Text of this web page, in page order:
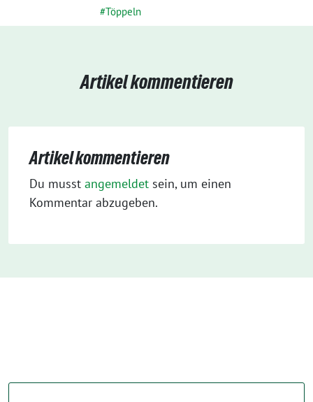
Töppeln
Artikel kommentieren
Artikel kommentieren
Du musst angemeldet sein, um einen
Kommentar abzugeben.